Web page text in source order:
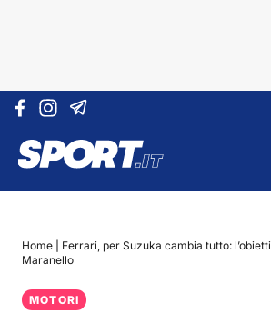
Vai al contenuto
Home
Ferrari, per Suzuka cambia tutto:
Maranello
MOTORI